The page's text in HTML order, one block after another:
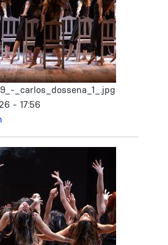
_carlos_dossena_1_.jpg
- 17:56